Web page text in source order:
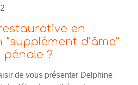
en
d’âme”
pénale ?
de vous présenter Delphine